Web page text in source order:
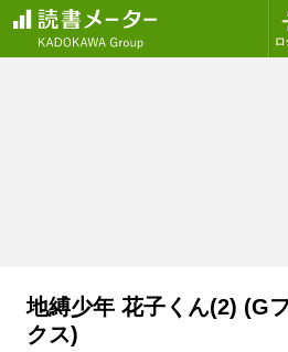
地縛少年 花子くん(2) (G
クス)